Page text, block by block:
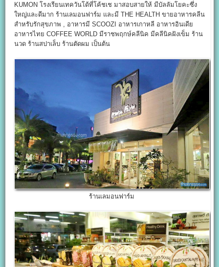
KUMON โรงเรียนเทควันโด้ที่โค้ชเช มาสอบสายให้ มีบัลลัมโยคะซึ่ง
ใหญ่และดีมาก ร้านเลมอนฟาร์ม และมี THE HEALTH ขายอาหารคลีน
สำหรับรักสุขภาพ , อาหารมี SCOOZI อาหารเกาหลี อาหารอินเดีย
อาหารไทย COFFEE WORLD มีราชพฤกษ์คลีนิค มีคลีนิคฝังเข็ม ร้าน
นวด ร้านสปาเล็บ ร้านตัดผม เป็นต้น
ร้านเลมอนฟาร์ม